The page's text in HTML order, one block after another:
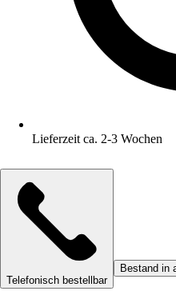
Lieferzeit ca. 2-3 Wochen
Telefonisch bestellbar
Bestand in